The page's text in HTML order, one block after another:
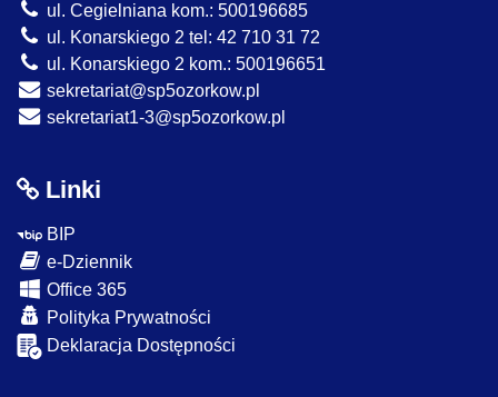
ul. Cegielniana kom.: 500196685
ul. Konarskiego 2 tel: 42 710 31 72
ul. Konarskiego 2 kom.: 500196651
sekretariat@sp5ozorkow.pl
sekretariat1-3@sp5ozorkow.pl
Linki
BIP
e-Dziennik
Office 365
Polityka Prywatności
Deklaracja Dostępności